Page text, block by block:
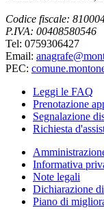
Codice fiscale:
P.IVA: 00408580546
Tel: 0759306427
Email:
PEC:
Leggi le FAQ
Prenotazione
Segnalazione
Richiesta
Informativa
Note legali
Dichiarazione
Piano di